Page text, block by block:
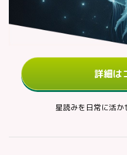
詳細は
星読みを日常に活か